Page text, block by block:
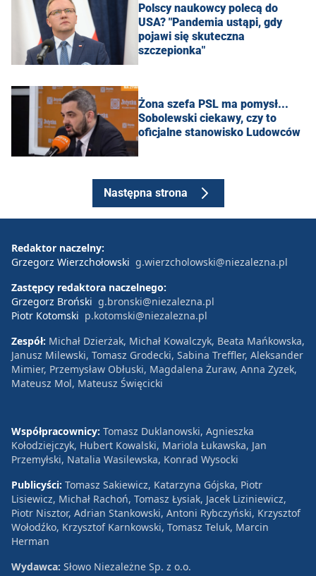
Polscy naukowcy polecą do
USA? "Pandemia ustąpi, gdy
pojawi się skuteczna
szczepionka"
Żona szefa PSL ma pomysł...
Sobolewski ciekawy, czy to
oficjalne stanowisko Ludowców
Następna strona
Redaktor naczelny:
Grzegorz Wierzchołowski g.wierzcholowski@niezalezna.pl
Zastępcy redaktora naczelnego:
Grzegorz Broński g.bronski@niezalezna.pl
Piotr Kotomski p.kotomski@niezalezna.pl
Zespół: Michał Dzierżak, Michał Kowalczyk, Beata Mańkowska,
Janusz Milewski, Tomasz Grodecki, Sabina Treffler, Aleksander
Mimier, Przemysław Obłuski, Magdalena Żuraw, Anna Zyzek,
Mateusz Mol, Mateusz Święcicki
Współpracownicy: Tomasz Duklanowski, Agnieszka
Kołodziejczyk, Hubert Kowalski, Mariola Łukawska, Jan
Przemyłski, Natalia Wasilewska, Konrad Wysocki
Publicyści: Tomasz Sakiewicz, Katarzyna Gójska, Piotr
Lisiewicz, Michał Rachoń, Tomasz Łysiak, Jacek Liziniewicz,
Piotr Nisztor, Adrian Stankowski, Antoni Rybczyński, Krzysztof
Wołodźko, Krzysztof Karnkowski, Tomasz Teluk, Marcin
Herman
Wydawca: Słowo Niezależne Sp. z o.o.